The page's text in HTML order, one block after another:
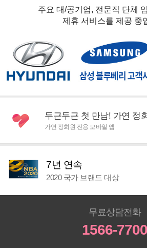
주요 대/공기업, 전문직 단체
제휴 서비스를 제공 중
두근두근 첫 만남! 가연 정
가연 정회원 전용 모바일 앱
7년 연속
2020 국가 브랜드 대상
무료상담전화
1566-7700